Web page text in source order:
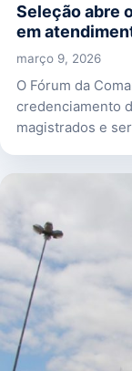
Seleção abre
em
março 9, 2026
O Fórum da
credenciamento
magistrados e